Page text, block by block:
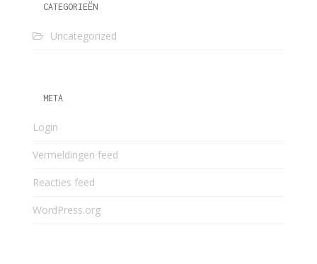
CATEGORIEËN
Uncategorized
META
Login
Vermeldingen feed
Reacties feed
WordPress.org